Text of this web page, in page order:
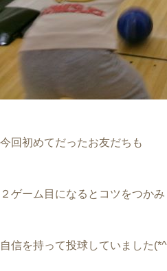
今回初めてだったお友だちも
２ゲーム目になるとコツをつかみ
自信を持って投球していました